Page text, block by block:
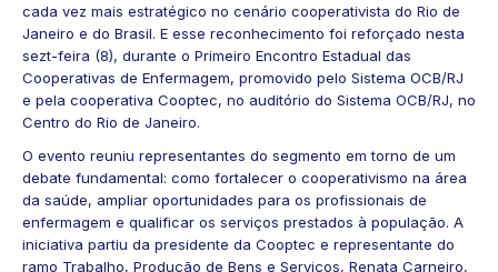
cada vez mais estratégico no cenário cooperativista do Rio de
Janeiro e do Brasil. E esse reconhecimento foi reforçado nesta
sezt-feira (8), durante o Primeiro Encontro Estadual das
Cooperativas de Enfermagem, promovido pelo Sistema OCB/RJ
e pela cooperativa Cooptec, no auditório do Sistema OCB/RJ, no
Centro do Rio de Janeiro.
O evento reuniu representantes do segmento em torno de um
debate fundamental: como fortalecer o cooperativismo na área
da saúde, ampliar oportunidades para os profissionais de
enfermagem e qualificar os serviços prestados à população. A
iniciativa partiu da presidente da Cooptec e representante do
ramo Trabalho, Produção de Bens e Serviços, Renata Carneiro,